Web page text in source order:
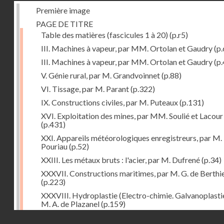
Première image
PAGE DE TITRE
Table des matières (fascicules 1 à 20) (p.r5)
III. Machines à vapeur, par MM. Ortolan et Gaudry
III. Machines à vapeur, par MM. Ortolan et Gaudry
V. Génie rural, par M. Grandvoinnet(p.88)
VI. Tissage, par M. Parant(p.322)
IX. Constructions civiles, par M. Puteaux(p.131)
XVI. Exploitation des mines, par MM. Soulié et Lacour
(p.431)
XXI. Appareils météorologiques enregistreurs, par M.
Pouriau(p.52)
XXIII. Les métaux bruts : l'acier, par M. Dufrené(p.34)
XXXVII. Constructions maritimes, par M. G. de
(p.223)
XXXVIII. Hydroplastie (Electro-chimie.
M. A. de Plazanel(p.159)